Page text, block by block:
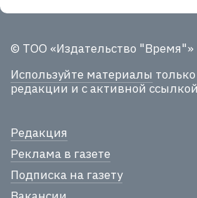
© ТОО «Издательство "Время"»
Используйте материалы только
редакции и с активной
Редакция
Реклама в газете
Подписка на газету